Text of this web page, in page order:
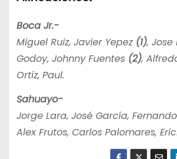
Boca Jr.-
Miguel Ruiz, Javier Yepez (1), Jose
Godoy, Johnny Fuentes(2),
Ortíz, Paul.
Sahuayo-
Jorge Lara, José García,
Alex Frutos, Carlos Palomares,